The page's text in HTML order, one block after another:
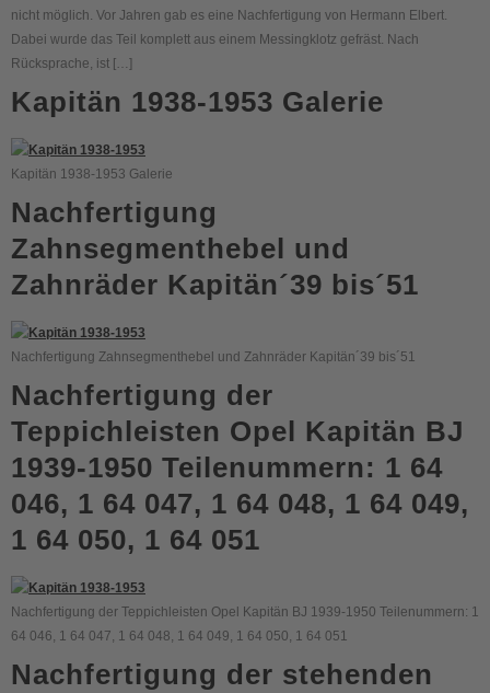
nicht möglich. Vor Jahren gab es eine Nachfertigung von Hermann Elbert.
Dabei wurde das Teil komplett aus einem Messingklotz gefräst. Nach
Rücksprache, ist […]
Kapitän 1938-1953 Galerie
Kapitän 1938-1953 Galerie
Nachfertigung
Zahnsegmenthebel und
Zahnräder Kapitän´39 bis´51
Nachfertigung Zahnsegmenthebel und Zahnräder Kapitän´39 bis´51
Nachfertigung der
Teppichleisten Opel Kapitän BJ
1939-1950 Teilenummern: 1 64
046, 1 64 047, 1 64 048, 1 64 049,
1 64 050, 1 64 051
Nachfertigung der Teppichleisten Opel Kapitän BJ 1939-1950 Teilenummern: 1
64 046, 1 64 047, 1 64 048, 1 64 049, 1 64 050, 1 64 051
Nachfertigung der stehenden